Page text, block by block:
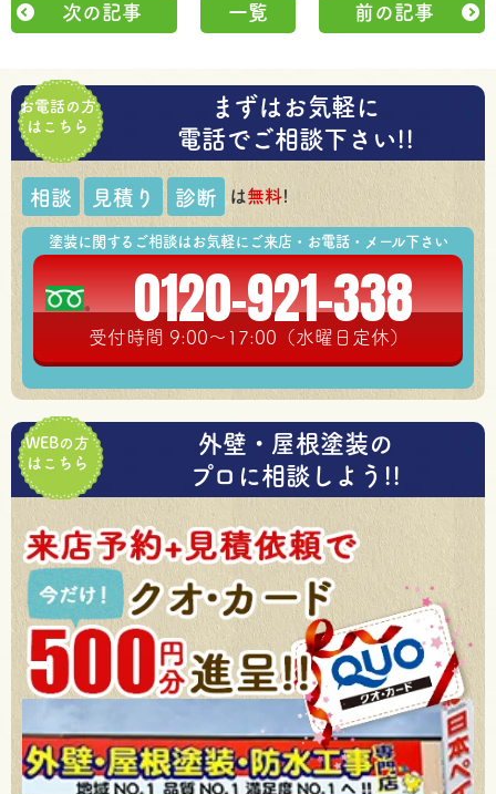
次の記事 一覧 前の記事
お電話の方
はこちら
まずはお気軽に
電話でご相談下さい!!
相談 見積り 診断 は無料!
塗装に関するご相談はお気軽にご来店・お電話・メール下さい
0120-921-338
受付時間 9:00～17:00（水曜日定休）
WEBの方
はこちら
外壁・屋根塗装の
プロに相談しよう!!